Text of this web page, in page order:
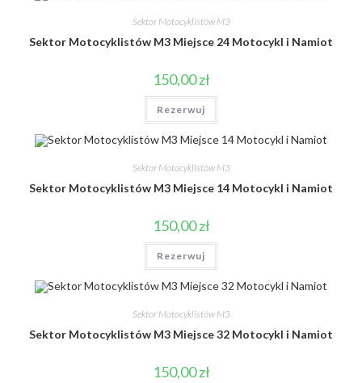
Sektor Motocyklistów M3
Sektor Motocyklistów M3 Miejsce 24 Motocykl i Namiot
150,00zł
Rezerwuj
Sektor Motocyklistów M3
Sektor Motocyklistów M3 Miejsce 14 Motocykl i Namiot
150,00zł
Rezerwuj
Sektor Motocyklistów M3
Sektor Motocyklistów M3 Miejsce 32 Motocykl i Namiot
150,00zł